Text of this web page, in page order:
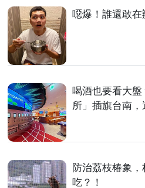
噁爆！誰還敢
喝酒也要看大
所」插旗台南，
防治荔枝椿象
吃？！